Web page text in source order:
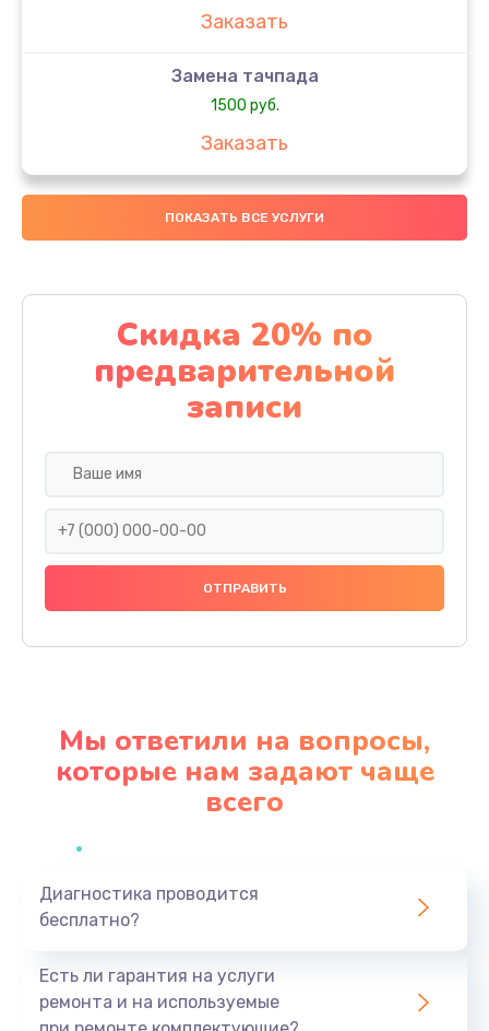
Заказать
Замена тачпада
1500 руб.
Заказать
Замена южного моста
1950 руб.
Чистка от пыли
1060 руб.
Заказать
Ремонт подсветки
1200 руб.
Заказать
Замена видеочипа
Ремонт разъема питания
Заказать
ПОКАЗАТЬ ВСЕ УСЛУГИ
Скидка 20% по
предварительной
записи
Мы ответили на вопросы,
которые нам задают чаще
всего
Диагностика проводится
бесплатно?
Есть ли гарантия на услуги
ремонта и на используемые